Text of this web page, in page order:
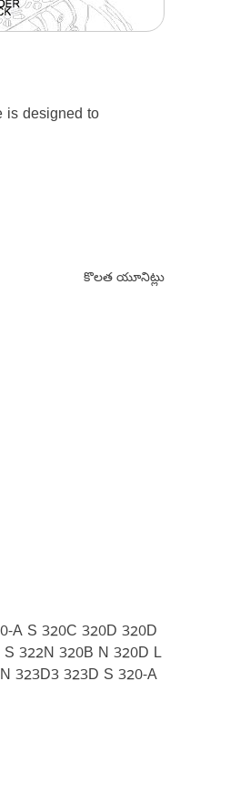
is designed to
కొలత యూనిట్లు
A S 320C 320D 320D
322N 320B N 320D L
323D3 323D S 320-A